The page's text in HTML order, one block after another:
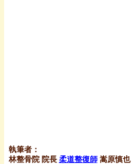
執筆者：
林整骨院 院長 柔道整復師嵩原慎也